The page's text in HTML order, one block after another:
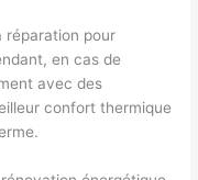
réparation pour
en cas de
avec des
confort thermique